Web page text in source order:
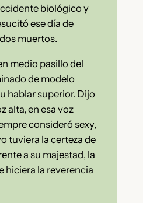
biológico y
ese día de
muertos.
medio pasillo del
de modelo
hablar superior. Dijo
alta, en esa voz
consideró sexy,
tuviera la certeza de
a su majestad, la
hiciera la reverencia